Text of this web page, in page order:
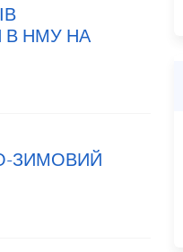
В НМУ НА
ЗИМОВИЙ